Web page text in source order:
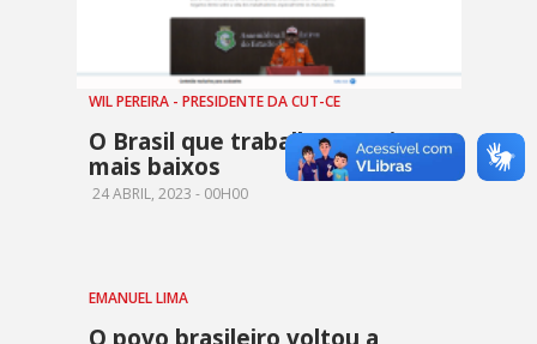
WIL PEREIRA - PRESIDENTE DA CUT-CE
O Brasil que trabalha quer juros
mais baixos
24 ABRIL, 2023 - 00H00
EMANUEL LIMA